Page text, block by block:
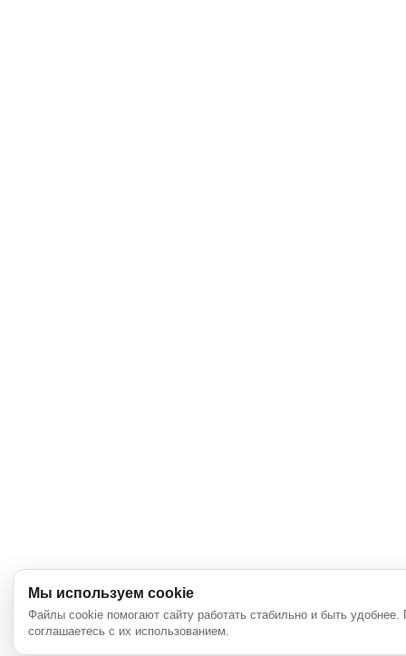
Мы используем cookie
Файлы cookie помогают сайту работать стабильно и быть
соглашаетесь с их использованием.